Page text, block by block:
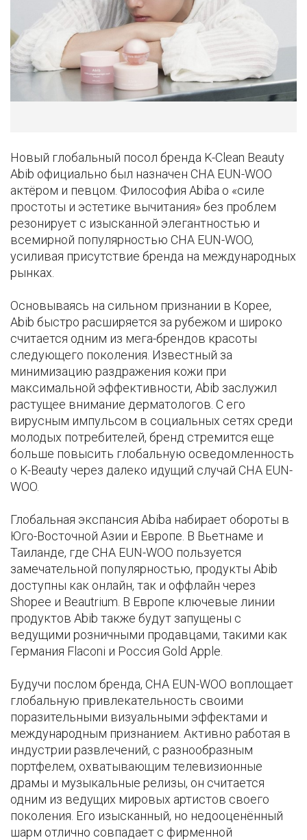
Новый глобальный посол бренда K-Clean Beauty
Abib официально был назначен CHA EUN-WOO
актёром и певцом. Философия Abibа о «силе
простоты и эстетике вычитания» без проблем
резонирует с изысканной элегантностью и
всемирной популярностью CHA EUN-WOO,
усиливая присутствие бренда на международных
рынках.
Основываясь на сильном признании в Корее,
Abib быстро расширяется за рубежом и широко
считается одним из мега-брендов красоты
следующего поколения. Известный за
минимизацию раздражения кожи при
максимальной эффективности, Abib заслужил
растущее внимание дерматологов. С его
вирусным импульсом в социальных сетях среди
молодых потребителей, бренд стремится еще
больше повысить глобальную осведомленность
о K-Beauty через далеко идущий случай CHA EUN-
WOO.
Глобальная экспансия Abibа набирает обороты в
Юго-Восточной Азии и Европе. В Вьетнаме и
Таиланде, где CHA EUN-WOO пользуется
замечательной популярностью, продукты Abib
доступны как онлайн, так и оффлайн через
Shopee и Beautrium. В Европе ключевые линии
продуктов Abib также будут запущены с
ведущими розничными продавцами, такими как
Германия Flaconi и Россия Gold Apple.
Будучи послом бренда, CHA EUN-WOO воплощает
глобальную привлекательность своими
поразительными визуальными эффектами и
международным признанием. Активно работая в
индустрии развлечений, с разнообразным
портфелем, охватывающим телевизионные
драмы и музыкальные релизы, он считается
одним из ведущих мировых артистов своего
поколения. Его изысканный, но недооценённый
шарм отлично совпадает с фирменной